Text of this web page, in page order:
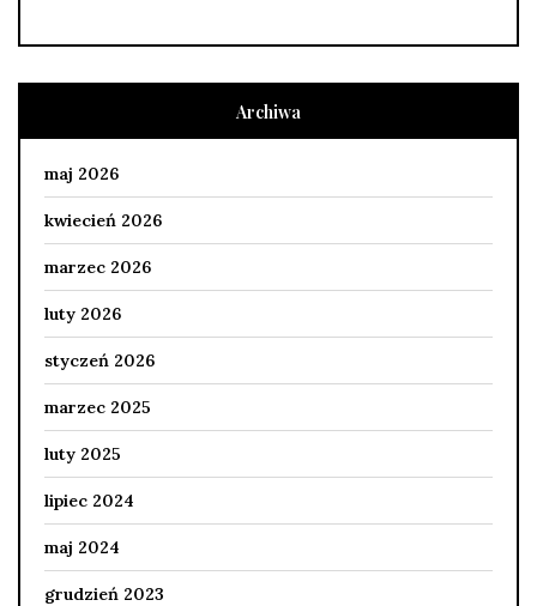
Archiwa
maj 2026
kwiecień 2026
marzec 2026
luty 2026
styczeń 2026
marzec 2025
luty 2025
lipiec 2024
maj 2024
grudzień 2023